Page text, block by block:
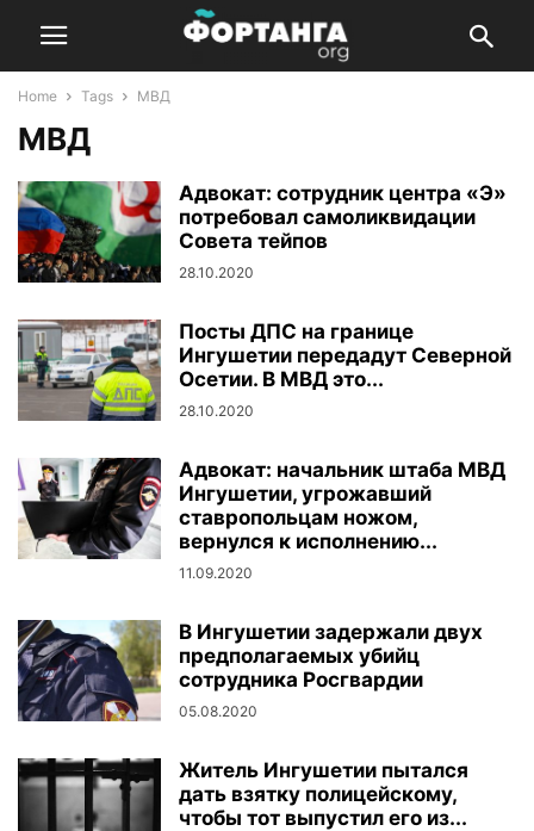
Home Tags МВД
МВД
Адвокат: сотрудник центра «Э»
потребовал самоликвидации
Совета тейпов
28.10.2020
Посты ДПС на границе
Ингушетии передадут Северной
Осетии. В МВД это...
28.10.2020
Адвокат: начальник штаба МВД
Ингушетии, угрожавший
ставропольцам ножом,
вернулся к исполнению...
11.09.2020
В Ингушетии задержали двух
предполагаемых убийц
сотрудника Росгвардии
05.08.2020
Житель Ингушетии пытался
дать взятку полицейскому,
чтобы тот выпустил его из...